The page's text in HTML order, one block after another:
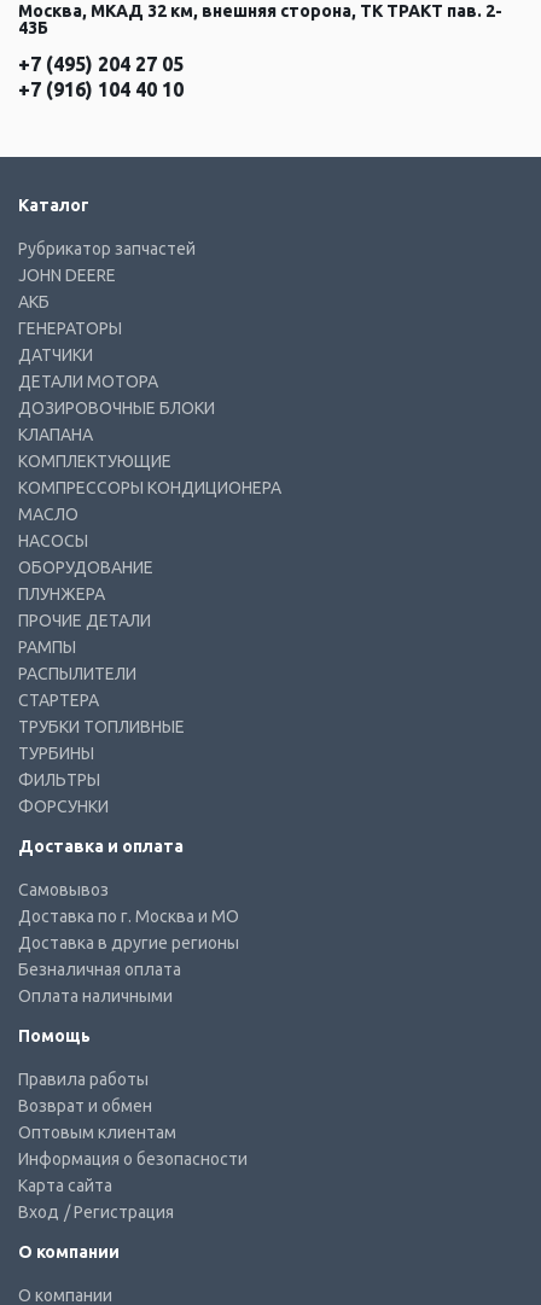
Москва, МКАД 32 км, внешняя сторона, ТК ТРАКТ пав. 2-
43Б
+7 (495) 204 27 05
+7 (916) 104 40 10
Каталог
Рубрикатор запчастей
JOHN DEERE
АКБ
ГЕНЕРАТОРЫ
ДАТЧИКИ
ДЕТАЛИ МОТОРА
ДОЗИРОВОЧНЫЕ БЛОКИ
КЛАПАНА
КОМПЛЕКТУЮЩИЕ
КОМПРЕССОРЫ КОНДИЦИОНЕРА
МАСЛО
НАСОСЫ
ОБОРУДОВАНИЕ
ПЛУНЖЕРА
ПРОЧИЕ ДЕТАЛИ
РАМПЫ
РАСПЫЛИТЕЛИ
СТАРТЕРА
ТРУБКИ ТОПЛИВНЫЕ
ТУРБИНЫ
ФИЛЬТРЫ
ФОРСУНКИ
Доставка и оплата
Самовывоз
Доставка по г. Москва и МО
Доставка в другие регионы
Безналичная оплата
Оплата наличными
Помощь
Правила работы
Возврат и обмен
Оптовым клиентам
Информация о безопасности
Карта сайта
Вход / Регистрация
О компании
О компании